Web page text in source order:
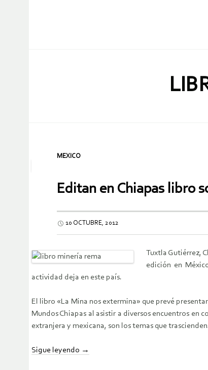
MEXICO
Editan en Chiapas libro
10 OCTUBRE, 2012
Tuxtla Gutiérrez,
edición en
actividad deja en este país.
El libro «La Mina nos extermina» que prevé
Mundos Chiapas al asistir a diversos encuentros en
extranjera y mexicana, son los temas que
Sigue leyendo →